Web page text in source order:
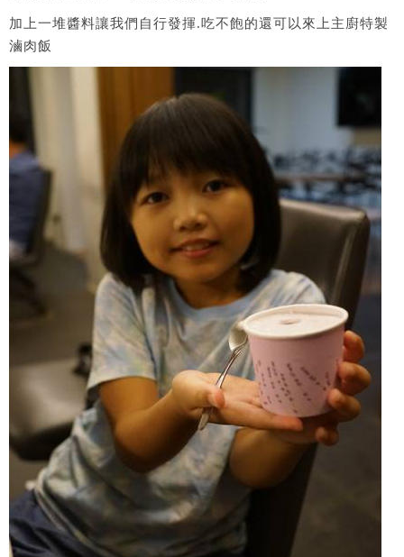
加上一堆醬料讓我們自行發揮.吃不飽的還可以來上主廚特製
滷肉飯